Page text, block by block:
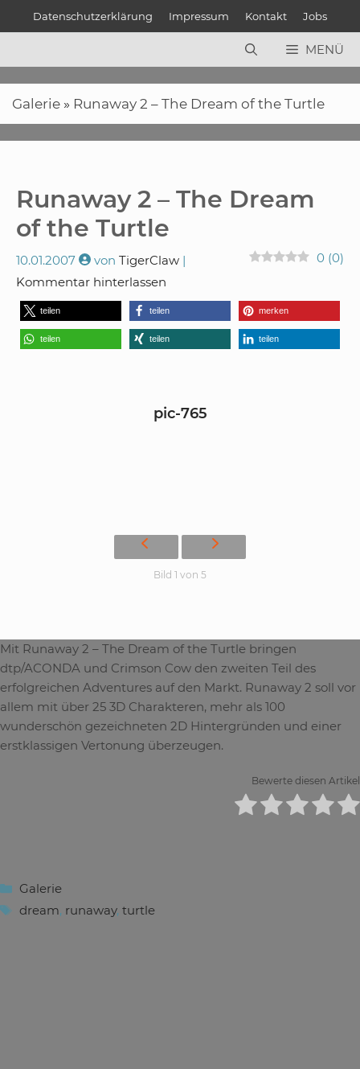
Datenschutzerklärung Impressum Kontakt Jobs
MENÜ
Galerie » Runaway 2 – The Dream of the Turtle
Runaway 2 – The Dream
of the Turtle
10.01.2007 von TigerClaw 0 (0)
Kommentar hinterlassen
teilen teilen merken
teilen teilen teilen
pic-765
Bild 1 von 5
Mit Runaway 2 – The Dream of the Turtle bringen
dtp/ACONDA und Crimson Cow den zweiten Teil des
erfolgreichen Adventures auf den Markt. Runaway 2 soll vor
allem mit über 25 3D Charakteren, mehr als 100
wunderschön gezeichneten 2D Hintergründen und einer
erstklassigen Vertonung überzeugen.
Bewerte diesen Artikel
Kategorien
Galerie
Schlagwörter
dream, runaway, turtle